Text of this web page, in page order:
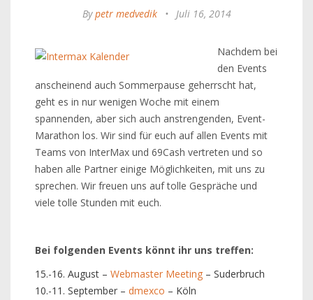
Bypetr medvedik • Juli 16, 2014
Nachdem bei
den Events
anscheinend auch Sommerpause geherrscht hat,
geht es in nur wenigen Woche mit einem
spannenden, aber sich auch anstrengenden, Event-
Marathon los. Wir sind für euch auf allen Events mit
Teams von InterMax und 69Cash vertreten und so
haben alle Partner einige Möglichkeiten, mit uns zu
sprechen. Wir freuen uns auf tolle Gespräche und
viele tolle Stunden mit euch.
Bei folgenden Events könnt ihr uns treffen:
15.-16. August – Webmaster Meeting – Suderbruch
10.-11. September – dmexco – Köln